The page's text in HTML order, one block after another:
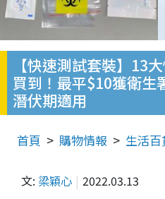
【快速測試套裝】13
買到！最平$10獲衛
潛伏期適用
首頁 購物情報 生活百
文: 梁穎心 2022.03.13